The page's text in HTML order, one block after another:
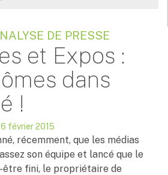
DE PRESSE
et Expos :
dans
!
février 2015
récemment, que les médias
son équipe et lancé que le
être fini, le propriétaire de